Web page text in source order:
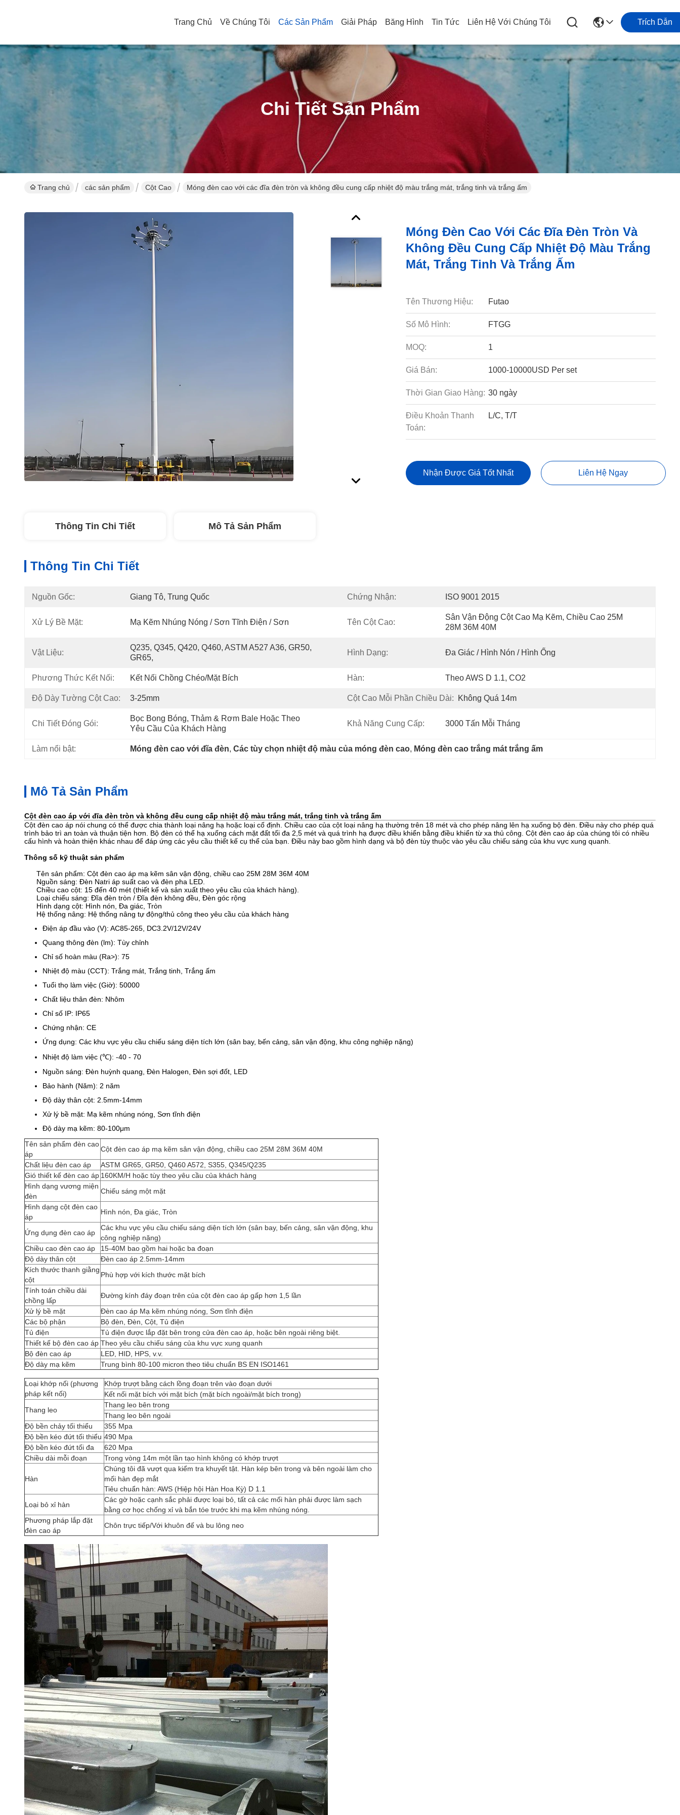
Trang Chủ Về Chúng Tôi Các Sản Phẩm Giải Pháp Băng Hình Tin Tức Liên Hệ Với Chúng Tôi Trích Dẫn
Chi Tiết Sản Phẩm
Trang chủ các sản phẩm Cột Cao Móng đèn cao với các đĩa đèn tròn và không đều cung cấp nhiệt độ màu trắng mát, trắng tinh và trắng ấm
Móng Đèn Cao Với Các Đĩa Đèn Tròn Và
Không Đều Cung Cấp Nhiệt Độ Màu Trắng
Mát, Trắng Tinh Và Trắng Ấm
Tên Thương Hiệu: Futao
Số Mô Hình: FTGG
MOQ: 1
Giá Bán: 1000-10000USD Per set
Thời Gian Giao Hàng: 30 ngày
Điều Khoản Thanh
Toán:
L/C, T/T
Nhận Được Giá Tốt Nhất Liên Hệ Ngay
Thông Tin Chi Tiết Mô Tả Sản Phẩm
Thông Tin Chi Tiết
Nguồn Gốc: Giang Tô, Trung Quốc Chứng Nhận: ISO 9001 2015
Xử Lý Bề Mặt: Mạ Kẽm Nhúng Nóng / Sơn Tĩnh Điện / Sơn Tên Cột Cao:
Sân Vận Động Cột Cao Mạ Kẽm, Chiều Cao 25M
28M 36M 40M
Vật Liệu:
Q235, Q345, Q420, Q460, ASTM A527 A36, GR50,
GR65,
Hình Dạng: Đa Giác / Hình Nón / Hình Ống
Phương Thức Kết Nối: Kết Nối Chồng Chéo/mặt Bích Hàn: Theo AWS D 1.1, CO2
Độ Dày Tường Cột Cao: 3-25mm Cột Cao Mỗi Phần Chiều Dài: Không Quá 14m
Chi Tiết Đóng Gói:
Bọc Bong Bóng, Thảm & Rơm Bale Hoặc Theo
Yêu Cầu Của Khách Hàng
Khả Năng Cung Cấp: 3000 Tấn Mỗi Tháng
Làm nổi bật: Móng đèn cao với đĩa đèn, Các tùy chọn nhiệt độ màu của móng đèn cao, Móng đèn cao trắng mát trắng ấm
Mô Tả Sản Phẩm
Cột đèn cao áp với đĩa đèn tròn và không đều cung cấp nhiệt độ màu trắng mát, trắng tinh và trắng ấm
Cột đèn cao áp nói chung có thể được chia thành loại nâng hạ hoặc loại cố định. Chiều cao của cột loại nâng hạ thường trên 18 mét và cho phép nâng lên hạ xuống bộ đèn. Điều này cho phép quá
trình bảo trì an toàn và thuận tiện hơn. Bộ đèn có thể hạ xuống cách mặt đất tối đa 2,5 mét và quá trình hạ được điều khiển bằng điều khiển từ xa thủ công. Cột đèn cao áp của chúng tôi có nhiều
cấu hình và hoàn thiện khác nhau để đáp ứng các yêu cầu thiết kế cụ thể của bạn. Điều này bao gồm hình dạng và bộ đèn tùy thuộc vào yêu cầu chiếu sáng của khu vực xung quanh.
Thông số kỹ thuật sản phẩm
Tên sản phẩm: Cột đèn cao áp mạ kẽm sân vận động, chiều cao 25M 28M 36M 40M
Nguồn sáng: Đèn Natri áp suất cao và đèn pha LED.
Chiều cao cột: 15 đến 40 mét (thiết kế và sản xuất theo yêu cầu của khách hàng).
Loại chiếu sáng: Đĩa đèn tròn / Đĩa đèn không đều, Đèn góc rộng
Hình dạng cột: Hình nón, Đa giác, Tròn
Hệ thống nâng: Hệ thống nâng tự động/thủ công theo yêu cầu của khách hàng
Điện áp đầu vào (V): AC85-265, DC3.2V/12V/24V
Quang thông đèn (lm): Tùy chỉnh
Chỉ số hoàn màu (Ra>): 75
Nhiệt độ màu (CCT): Trắng mát, Trắng tinh, Trắng ấm
Tuổi thọ làm việc (Giờ): 50000
Chất liệu thân đèn: Nhôm
Chỉ số IP: IP65
Chứng nhận: CE
Ứng dụng: Các khu vực yêu cầu chiếu sáng diện tích lớn (sân bay, bến cảng, sân vận động, khu công nghiệp nặng)
Nhiệt độ làm việc (℃): -40 - 70
Nguồn sáng: Đèn huỳnh quang, Đèn Halogen, Đèn sợi đốt, LED
Bảo hành (Năm): 2 năm
Độ dày thân cột: 2.5mm-14mm
Xử lý bề mặt: Mạ kẽm nhúng nóng, Sơn tĩnh điện
Độ dày mạ kẽm: 80-100μm
Tên sản phẩm đèn cao
áp
Cột đèn cao áp mạ kẽm sân vận động, chiều cao 25M 28M 36M 40M
Chất liệu đèn cao áp
ASTM GR65, GR50, Q460 A572, S355, Q345/Q235
Gió thiết kế đèn cao áp 160KM/H hoặc tùy theo yêu cầu của khách hàng
Hình dạng vương miện
đèn
Chiếu sáng một mặt
Hình dạng cột đèn cao
áp
Hình nón, Đa giác, Tròn
Ứng dụng đèn cao áp
Các khu vực yêu cầu chiếu sáng diện tích lớn (sân bay, bến cảng, sân vận động, khu
công nghiệp nặng)
Chiều cao đèn cao áp
15-40M bao gồm hai hoặc ba đoạn
Độ dày thân cột
Đèn cao áp 2.5mm-14mm
Kích thước thanh giằng
cột
Phù hợp với kích thước mặt bích
Tính toán chiều dài
chồng lấp
Đường kính đáy đoạn trên của cột đèn cao áp gấp hơn 1,5 lần
Xử lý bề mặt
Đèn cao áp Mạ kẽm nhúng nóng, Sơn tĩnh điện
Các bộ phận
Bộ đèn, Đèn, Cột, Tủ điện
Tủ điện
Tủ điện được lắp đặt bên trong cửa đèn cao áp, hoặc bên ngoài riêng biệt.
Thiết kế bộ đèn cao áp Theo yêu cầu chiếu sáng của khu vực xung quanh
Bộ đèn cao áp
LED, HID, HPS, v.v.
Độ dày mạ kẽm
Trung bình 80-100 micron theo tiêu chuẩn BS EN ISO1461
Loại khớp nối (phương
pháp kết nối)
Khớp trượt bằng cách lồng đoạn trên vào đoạn dưới
Kết nối mặt bích với mặt bích (mặt bích ngoài/mặt bích trong)
Thang leo
Thang leo bên trong
Thang leo bên ngoài
Độ bền chảy tối thiểu
355 Mpa
Độ bền kéo đứt tối thiểu 490 Mpa
Độ bền kéo đứt tối đa
620 Mpa
Chiều dài mỗi đoạn
Trong vòng 14m một lần tạo hình không có khớp trượt
Hàn
Chúng tôi đã vượt qua kiểm tra khuyết tật. Hàn kép bên trong và bên ngoài làm cho
mối hàn đẹp mắt
Tiêu chuẩn hàn: AWS (Hiệp hội Hàn Hoa Kỳ) D 1.1
Loại bỏ xỉ hàn
Các gờ hoặc cạnh sắc phải được loại bỏ, tất cả các mối hàn phải được làm sạch
bằng cơ học chống xỉ và bắn tóe trước khi mạ kẽm nhúng nóng.
Phương pháp lắp đặt
đèn cao áp
Chôn trực tiếp/Với khuôn đế và bu lông neo